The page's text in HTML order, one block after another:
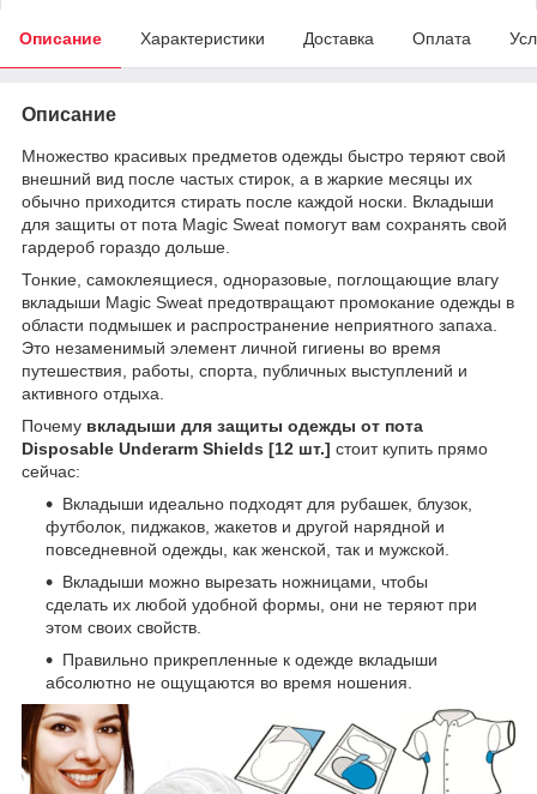
Описание Характеристики Доставка Оплата
Описание
Множество красивых предметов одежды быстро теряют свой
внешний вид после частых стирок, а в жаркие месяцы их
обычно приходится стирать после каждой носки. Вкладыши
для защиты от пота Magic Sweat помогут вам сохранять свой
гардероб гораздо дольше.
Тонкие, самоклеящиеся, одноразовые, поглощающие влагу
вкладыши Magic Sweat предотвращают промокание одежды в
области подмышек и распространение неприятного запаха.
Это незаменимый элемент личной гигиены во время
путешествия, работы, спорта, публичных выступлений и
активного отдыха.
Почему вкладыши для защиты одежды от пота
Disposable Underarm Shields [12 шт.] стоит купить прямо
сейчас:
Вкладыши идеально подходят для рубашек, блузок,
футболок, пиджаков, жакетов и другой нарядной и
повседневной одежды, как женской, так и мужской.
Вкладыши можно вырезать ножницами, чтобы
сделать их любой удобной формы, они не теряют при
этом своих свойств.
Правильно прикрепленные к одежде вкладыши
абсолютно не ощущаются во время ношения.